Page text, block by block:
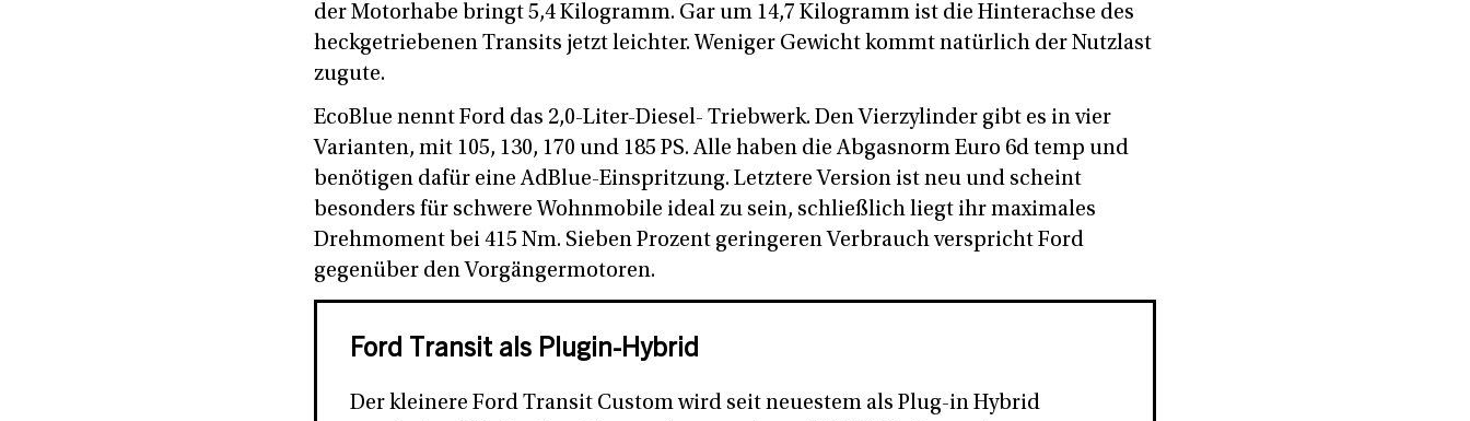
der Motorhabe bringt 5,4 Kilogramm. Gar um 14,7 Kilogramm ist die Hinterachse des
heckgetriebenen Transits jetzt leichter. Weniger Gewicht kommt natürlich der Nutzlast
zugute.
EcoBlue nennt Ford das 2,0-Liter-Diesel- Triebwerk. Den Vierzylinder gibt es in vier
Varianten, mit 105, 130, 170 und 185 PS. Alle haben die Abgasnorm Euro 6d temp und
benötigen dafür eine AdBlue-Einspritzung. Letztere Version ist neu und scheint
besonders für schwere Wohnmobile ideal zu sein, schließlich liegt ihr maximales
Drehmoment bei 415 Nm. Sieben Prozent geringeren Verbrauch verspricht Ford
gegenüber den Vorgängermotoren.
Ford Transit als Plugin-Hybrid
Der kleinere Ford Transit Custom wird seit neuestem als Plug-in Hybrid